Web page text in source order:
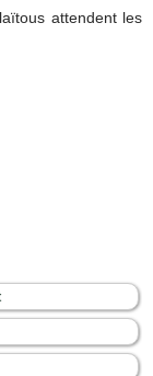
attendent les